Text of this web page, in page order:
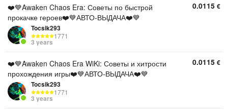
❤️💙Awaken Chaos Era: Советы по быстрой
прокачке героев❤️💙АВТО-ВЫДАЧА❤️💙
Tocsik293
1771
3 years
0.0115 €
❤️💙Awaken Chaos Era WiKi: Советы и хитрости
прохождения игры❤️💙АВТО-ВЫДАЧА❤️💙
Tocsik293
1771
3 years
0.0115 €